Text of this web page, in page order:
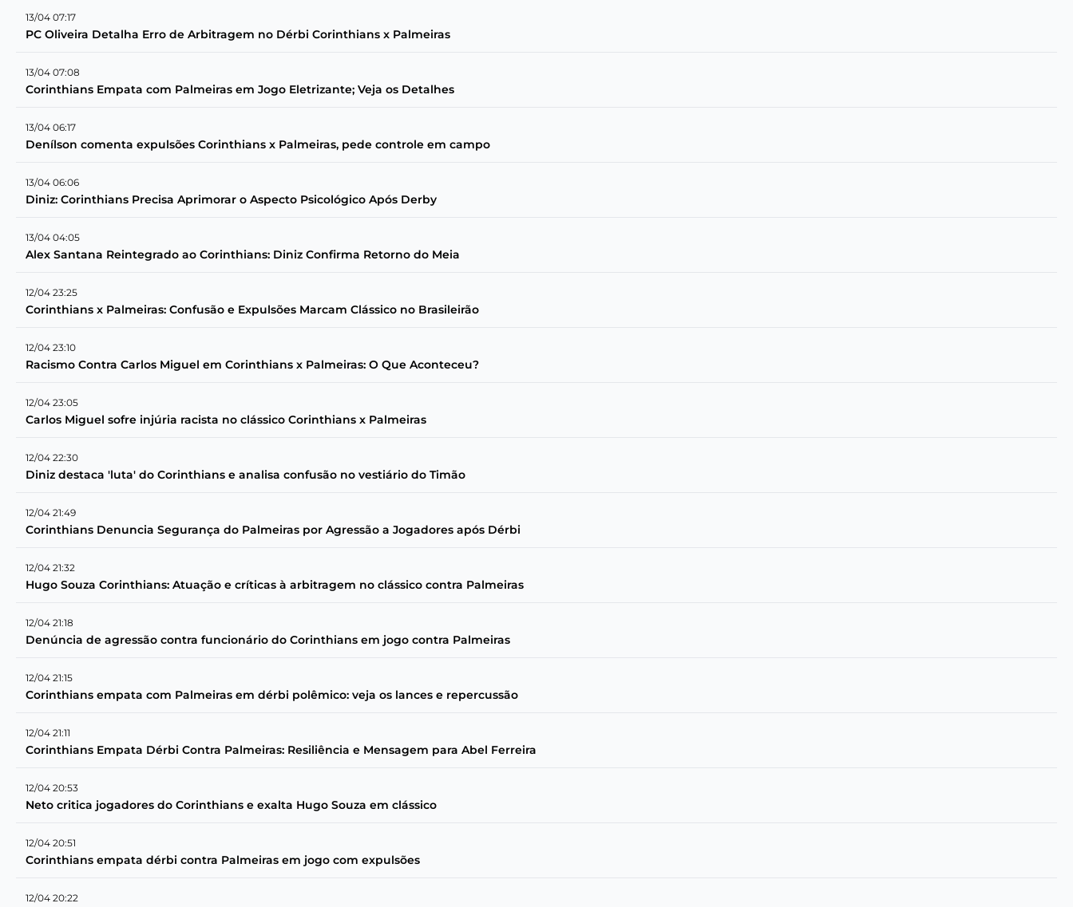
13/04 07:17
PC Oliveira Detalha Erro de Arbitragem no Dérbi Corinthians x Palmeiras
13/04 07:08
Corinthians Empata com Palmeiras em Jogo Eletrizante; Veja os Detalhes
13/04 06:17
Denílson comenta expulsões Corinthians x Palmeiras, pede controle em campo
13/04 06:06
Diniz: Corinthians Precisa Aprimorar o Aspecto Psicológico Após Derby
13/04 04:05
Alex Santana Reintegrado ao Corinthians: Diniz Confirma Retorno do Meia
12/04 23:25
Corinthians x Palmeiras: Confusão e Expulsões Marcam Clássico no Brasileirão
12/04 23:10
Racismo Contra Carlos Miguel em Corinthians x Palmeiras: O Que Aconteceu?
12/04 23:05
Carlos Miguel sofre injúria racista no clássico Corinthians x Palmeiras
12/04 22:30
Diniz destaca 'luta' do Corinthians e analisa confusão no vestiário do Timão
12/04 21:49
Corinthians Denuncia Segurança do Palmeiras por Agressão a Jogadores após Dérbi
12/04 21:32
Hugo Souza Corinthians: Atuação e críticas à arbitragem no clássico contra Palmeiras
12/04 21:18
Denúncia de agressão contra funcionário do Corinthians em jogo contra Palmeiras
12/04 21:15
Corinthians empata com Palmeiras em dérbi polêmico: veja os lances e repercussão
12/04 21:11
Corinthians Empata Dérbi Contra Palmeiras: Resiliência e Mensagem para Abel Ferreira
12/04 20:53
Neto critica jogadores do Corinthians e exalta Hugo Souza em clássico
12/04 20:51
Corinthians empata dérbi contra Palmeiras em jogo com expulsões
12/04 20:22